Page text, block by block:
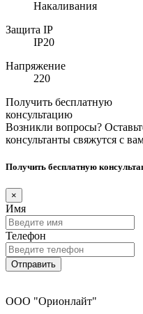
Накаливания
Защита IP
IP20
Напряжение
220
Получить бесплатную
консультацию
Возникли вопросы?
консультанты свяжутся с
Получить бесплатную
×
Имя
Телефон
Отправить
ООО "Орионлайт"